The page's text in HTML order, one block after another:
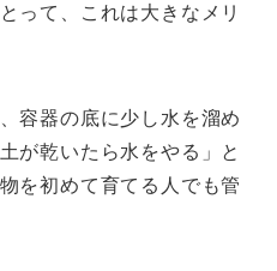
って、これは大きなメリ
容器の底に少し水を溜め
が乾いたら水をやる」と
を初めて育てる人でも管